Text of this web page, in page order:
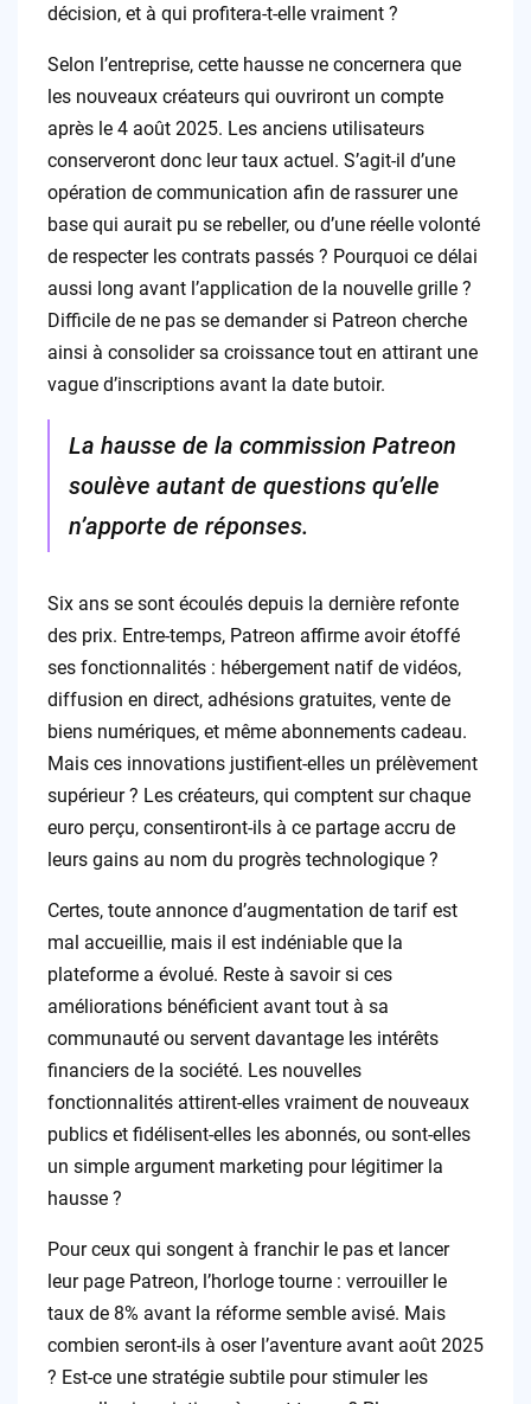
décision, et à qui profitera-t-elle vraiment ?
Selon l’entreprise, cette hausse ne concernera que
les nouveaux créateurs qui ouvriront un compte
après le 4 août 2025. Les anciens utilisateurs
conserveront donc leur taux actuel. S’agit-il d’une
opération de communication afin de rassurer une
base qui aurait pu se rebeller, ou d’une réelle volonté
de respecter les contrats passés ? Pourquoi ce délai
aussi long avant l’application de la nouvelle grille ?
Difficile de ne pas se demander si Patreon cherche
ainsi à consolider sa croissance tout en attirant une
vague d’inscriptions avant la date butoir.
La hausse de la commission Patreon
soulève autant de questions qu’elle
n’apporte de réponses.
Six ans se sont écoulés depuis la dernière refonte
des prix. Entre-temps, Patreon affirme avoir étoffé
ses fonctionnalités : hébergement natif de vidéos,
diffusion en direct, adhésions gratuites, vente de
biens numériques, et même abonnements cadeau.
Mais ces innovations justifient-elles un prélèvement
supérieur ? Les créateurs, qui comptent sur chaque
euro perçu, consentiront-ils à ce partage accru de
leurs gains au nom du progrès technologique ?
Certes, toute annonce d’augmentation de tarif est
mal accueillie, mais il est indéniable que la
plateforme a évolué. Reste à savoir si ces
améliorations bénéficient avant tout à sa
communauté ou servent davantage les intérêts
financiers de la société. Les nouvelles
fonctionnalités attirent-elles vraiment de nouveaux
publics et fidélisent-elles les abonnés, ou sont-elles
un simple argument marketing pour légitimer la
hausse ?
Pour ceux qui songent à franchir le pas et lancer
leur page Patreon, l’horloge tourne : verrouiller le
taux de 8% avant la réforme semble avisé. Mais
combien seront-ils à oser l’aventure avant août 2025
? Est-ce une stratégie subtile pour stimuler les